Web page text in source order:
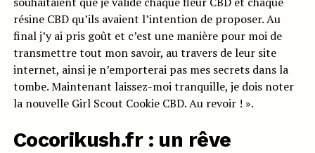
résine CBD qu’ils avaient l’intention de proposer. Au
final j’y ai pris goût et c’est une manière pour moi de
transmettre tout mon savoir, au travers de leur site
internet, ainsi je n’emporterai pas mes secrets dans la
tombe. Maintenant laissez-moi tranquille, je dois noter
la nouvelle Girl Scout Cookie CBD. Au revoir ! ».
Cocorikush.fr : un rêve